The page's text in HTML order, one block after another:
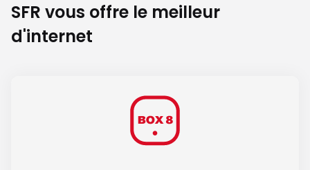
SFR vous offre le meilleur
d'internet